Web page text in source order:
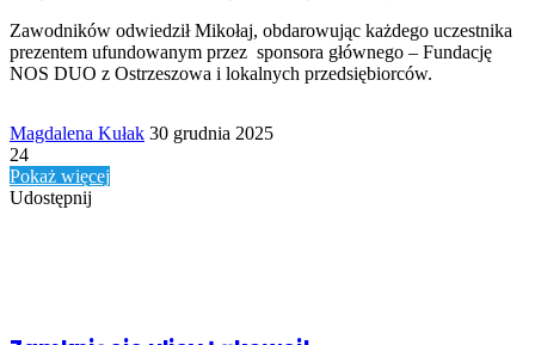
Zawodników odwiedził Mikołaj, obdarowując każdego uczestnika
prezentem ufundowanym przez sponsora głównego – Fundację
NOS DUO z Ostrzeszowa i lokalnych przedsiębiorców.
Magdalena Kułak Send
30 grudnia 2025
24
Pokaż więcej
Udostępnij